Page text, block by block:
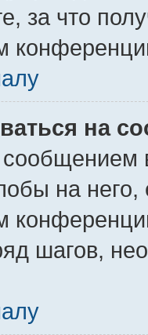
за что
на
на
шагов,